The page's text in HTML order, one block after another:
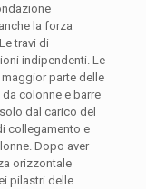
la forza
travi di
indipendenti. Le
parte delle
colonne e barre
dal carico del
collegamento e
Dopo aver
orizzontale
pilastri delle